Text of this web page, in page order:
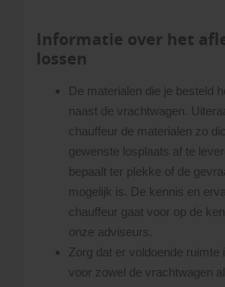
Informatie over het
lossen
De materialen die je besteld
naast de vrachtwagen.
chauffeur de materialen zo
gewenste losplaats af te
bepaalt ter plekke of de
mogelijk is. De kennis en
chauffeur gaat voor op de
onze adviseurs.
Zorg dat er voldoende ruimte
voor zowel de vrachtwagen